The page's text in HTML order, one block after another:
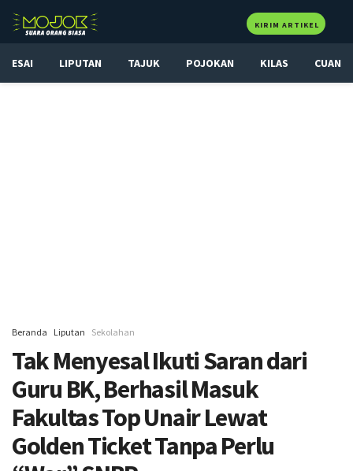
KIRIM ARTIKEL
ESAI LIPUTAN TAJUK POJOKAN KILAS CUAN
Beranda Liputan Sekolahan
Tak Menyesal Ikuti Saran dari
Guru BK, Berhasil Masuk
Fakultas Top Unair Lewat
Golden Ticket Tanpa Perlu